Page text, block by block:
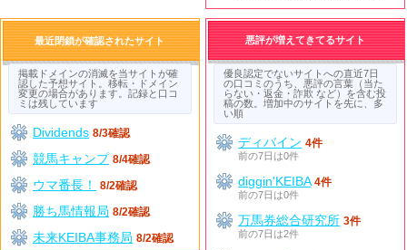
悪評が増えてきてるサイト
優良認定でないサイトへの直近7日
の口コミのうち、悪評の言葉（当た
らない・返金・詐欺 など）を含む投
稿の数。増加中のサイトを先に、多
い順
ディバイン 4件
前の7日は0件
diggin'KEIBA 4件
前の7日は0件
万馬券総合研究所 3件
前の7日は2件
最近閉鎖が確認されたサイト
掲載ドメインの消滅を当サイトが確
認した予想サイト。移転・ドメイン
変更の場合があります。記録と口コ
ミは残しています
Dividends 8/3確認
競馬キャンプ 8/4確認
ウマ番長！ 8/2確認
勝ち馬情報局 8/2確認
未来KEIBA事務局 8/2確認